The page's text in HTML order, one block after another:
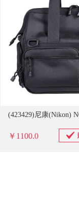
￥1100.0